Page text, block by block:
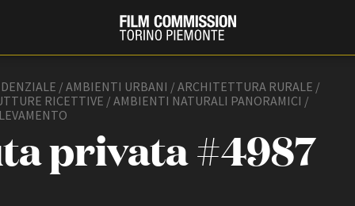
/ AMBIENTI URBANI / ARCHITETTURA RURALE /
RICETTIVE / AMBIENTI NATURALI PANORAMICI /
privata #4987